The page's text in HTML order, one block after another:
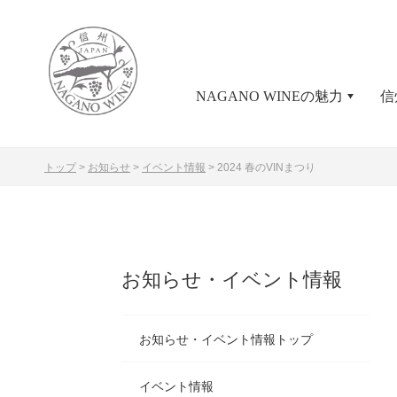
NAGANO WINEの魅力 信
トップ > お知らせ > イベント情報 > 2024 春のVINまつり
お知らせ・イベント情報
お知らせ・イベント情報トップ
イベント情報